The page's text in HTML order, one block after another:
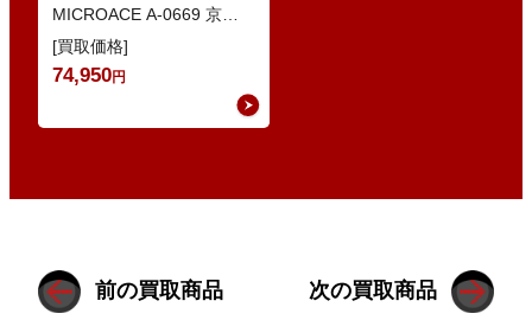
MICROACE A-0669 京阪
8030系 ・Nゲージ
GREENMAX 組立キ…
[買取価格]
74,950円
前の買取商品 次の買取商品